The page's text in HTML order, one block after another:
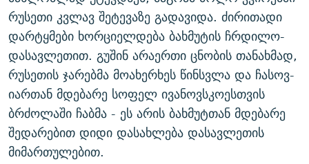
რუსეთი კვლავ შეტევაზე გადავიდა. ძირითადი
დარტყმები ხორციელდება ბახმუტის ჩრდილო-
დასავლეთით. გუშინ არაერთი ცნობის თანახმად,
რუსეთის ჯარებმა მოახერხეს წინსვლა და ჩასოვ-
იართან მდებარე სოფელ ივანოვსკოესთვის
ბრძოლაში ჩაბმა - ეს არის ბახმუტთან მდებარე
შედარებით დიდი დასახლება დასავლეთის
მიმართულებით.